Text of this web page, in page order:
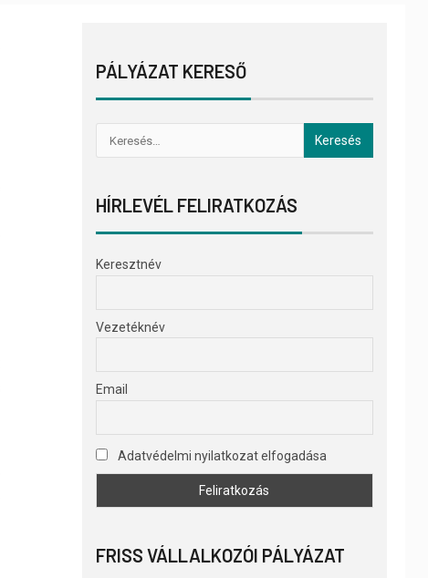
PÁLYÁZAT KERESŐ
HÍRLEVÉL FELIRATKOZÁS
Keresztnév
Vezetéknév
Email
Adatvédelmi nyilatkozat elfogadása
FRISS VÁLLALKOZÓI PÁLYÁZAT